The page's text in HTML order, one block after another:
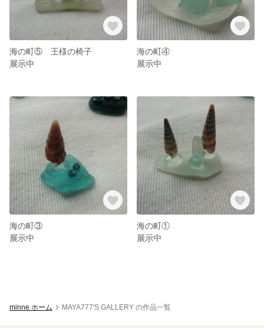
海の町⑤ 王様の椅子
展示中
海の町④
展示中
海の町③
展示中
海の町①
展示中
minne ホーム MAYA777'S GALLERY の作品一覧